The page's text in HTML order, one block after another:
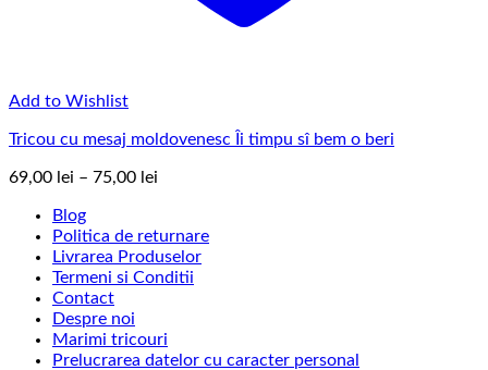
Add to Wishlist
Tricou cu mesaj moldovenesc Îi timpu sî bem o beri
69,00 lei – 75,00 lei
69,00 lei
până
la
Blog
Politica de returnare
Livrarea Produselor
Termeni si Conditii
Contact
Despre noi
Marimi tricouri
Prelucrarea datelor cu caracter personal